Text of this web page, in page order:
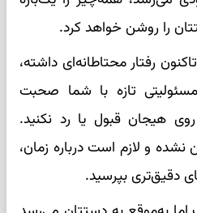
را روشن خواهد کرد.
رفتار محتاطانه‌ای داشته،
تازه با شما صحبت
هیجان قبول یا رد نکنید.
و لازم است درباره زمان،
دقیق‌تری بپرسید.